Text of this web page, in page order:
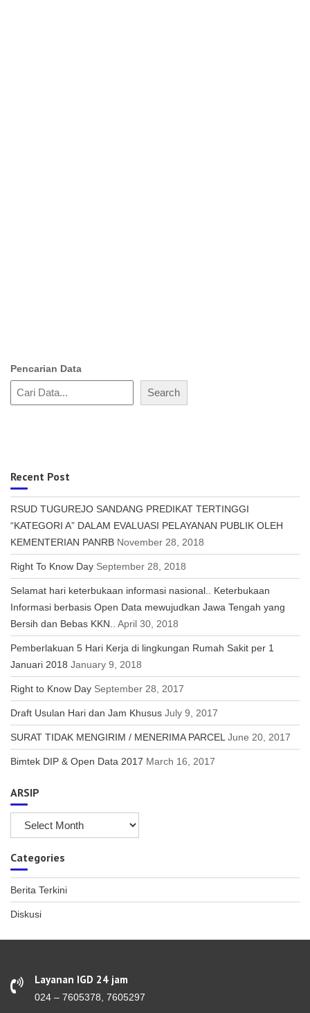
Pencarian Data
Search
Recent Post
RSUD TUGUREJO SANDANG PREDIKAT TERTINGGI
“KATEGORI A” DALAM EVALUASI PELAYANAN PUBLIK OLEH
KEMENTERIAN PANRB November 28, 2018
Right To Know Day September 28, 2018
Selamat hari keterbukaan informasi nasional.. Keterbukaan
Informasi berbasis Open Data mewujudkan Jawa Tengah yang
Bersih dan Bebas KKN..
April 30, 2018
Pemberlakuan 5 Hari Kerja di lingkungan Rumah Sakit per 1
Januari 2018 January 9, 2018
Right to Know Day September 28, 2017
Draft Usulan Hari dan Jam Khusus July 9, 2017
SURAT TIDAK MENGIRIM / MENERIMA PARCEL June 20, 2017
Bimtek DIP & Open Data 2017 March 16, 2017
ARSIP
ARSIP
Categories
Berita Terkini
Diskusi
Layanan IGD 24 jam
024 – 7605378, 7605297